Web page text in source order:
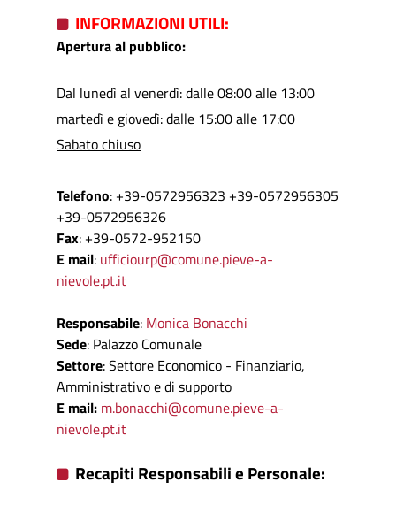
INFORMAZIONI UTILI:
Apertura al pubblico:
Dal lunedì al venerdì: dalle 08:00 alle 13:00
martedì e giovedì: dalle 15:00 alle 17:00
Sabato chiuso
Telefono: +39-0572956323 +39-0572956305
+39-0572956326
Fax: +39-0572-952150
E mail: ufficiourp@comune.pieve-a-
nievole.pt.it
Responsabile: Monica Bonacchi
Sede: Palazzo Comunale
Settore: Settore Economico - Finanziario,
Amministrativo e di supporto
E mail: m.bonacchi@comune.pieve-a-
nievole.pt.it
Recapiti Responsabili e Personale: